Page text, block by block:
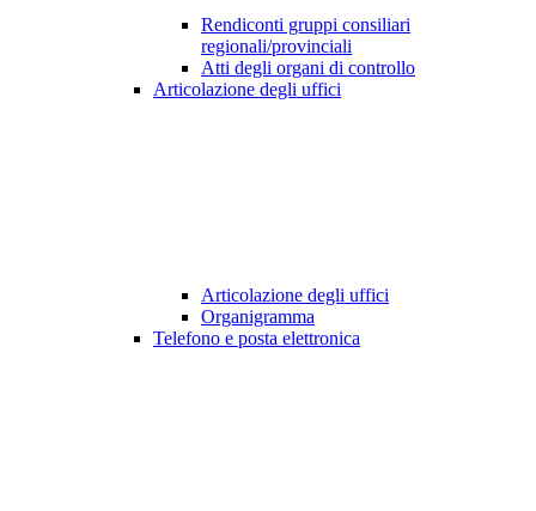
Rendiconti gruppi consiliari
regionali/provinciali
Atti degli organi di controllo
Articolazione degli uffici
Articolazione degli uffici
Organigramma
Telefono e posta elettronica